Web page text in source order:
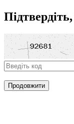
Продовжити